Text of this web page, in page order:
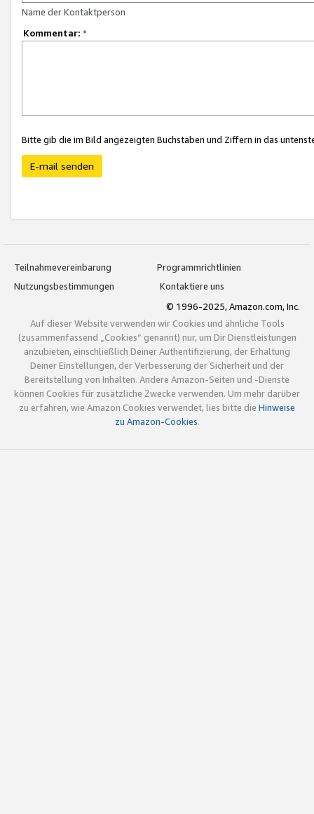
Name der Kontaktperson
Kommentar: *
Bitte gib die im Bild angezeigten Buchstaben und Ziffern in das
E-mail senden
Teilnahmevereinbarung
Programmrichtlinien
Nutzungsbestimmungen
Kontaktiere uns
© 1996-2025, Amazon.com, Inc.
Auf dieser Website verwenden wir Cookies und ähnliche Tools
(zusammenfassend „Cookies“ genannt) nur, um Dir Dienstleistungen
anzubieten, einschließlich Deiner Authentifizierung, der Erhaltung
Deiner Einstellungen, der Verbesserung der Sicherheit und der
Bereitstellung von Inhalten. Andere Amazon-Seiten und -Dienste
können Cookies für zusätzliche Zwecke verwenden. Um mehr darüber
zu erfahren, wie Amazon Cookies verwendet, lies bitte die Hinweise
zu Amazon-Cookies.